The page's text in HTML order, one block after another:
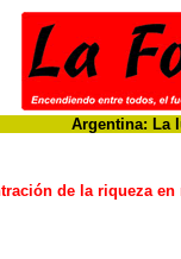
Argentina: La
de la riqueza